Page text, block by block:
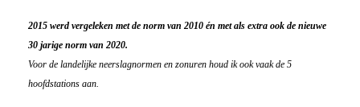
Hans de Jong
Jan Buisman
2015 werd vergeleken met de norm van 2010 én met als extra ook de nieuwe
30 jarige norm van 2020.
Voor de landelijke neerslagnormen en zonuren houd ik ook vaak de 5
hoofdstations aan.